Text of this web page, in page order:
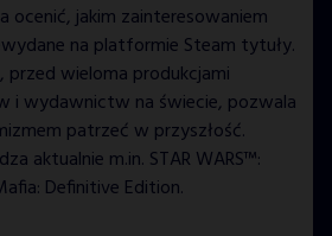
ocenić, jakim zainteresowaniem
na platformie Steam tytuły.
przed wieloma produkcjami
i wydawnictw na świecie, pozwala
patrzeć w przyszłość.
aktualnie m.in. STAR WARS™:
Definitive Edition.